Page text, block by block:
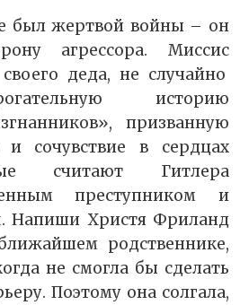
был жертвой войны – он
агрессора. Миссис
деда, не случайно
историю
призванную
и сочувствие в сердцах
считают Гитлера
преступником и
Напиши Христя Фриланд
родственнике,
не смогла бы сделать
Поэтому она солгала,